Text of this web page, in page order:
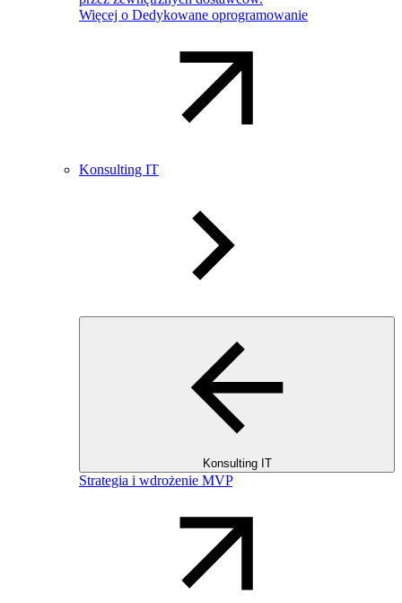
Więcej o Dedykowane oprogramowanie
Konsulting IT
Konsulting IT
Strategia i wdrożenie MVP